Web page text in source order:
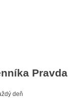
Pravda
deň